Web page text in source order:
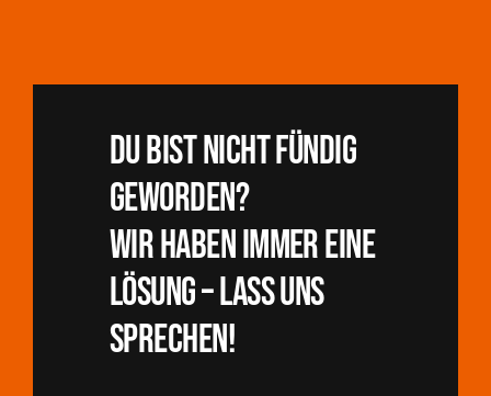
Du BIST NICHT FÜNDIG
GEWORDEN?
WIr haben immer eine
LösunG – Lass uns
sprechen!